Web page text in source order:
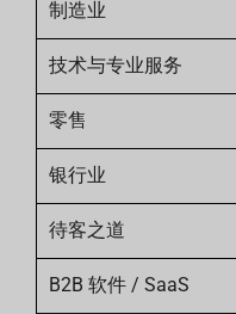
制造业
技术与专业服务
零售
银行业
待客之道
B2B 软件 / SaaS